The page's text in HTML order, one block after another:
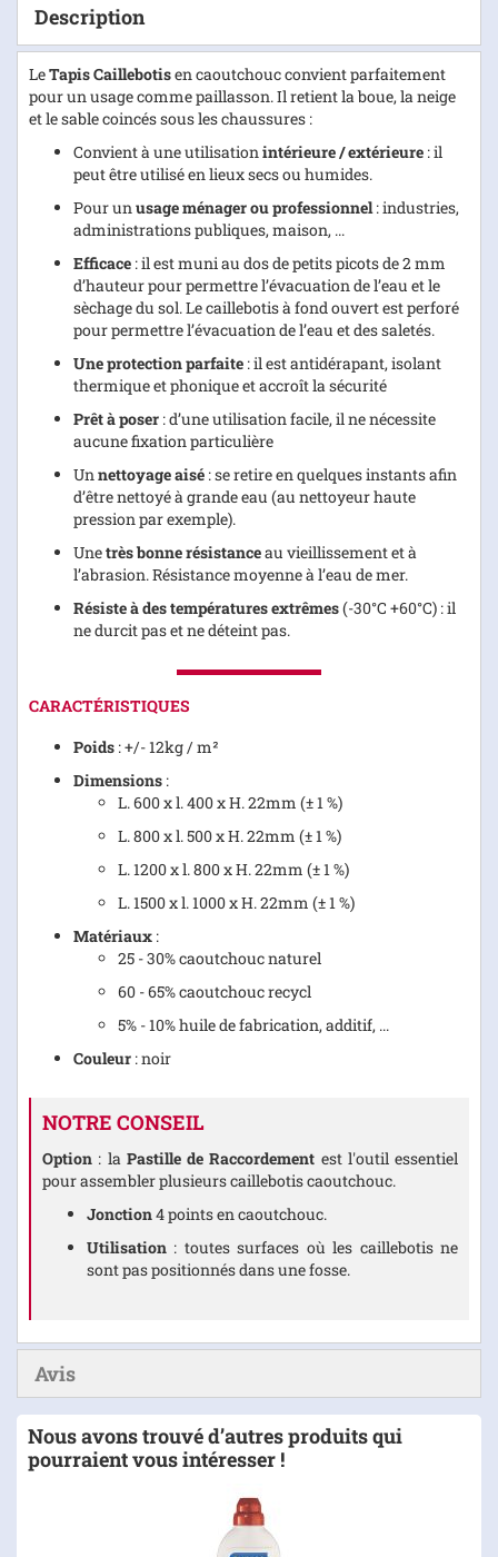
Description
LeTapis Caillebotisen caoutchouc convient parfaitement
pour un usage comme paillasson. Il retient la boue, la neige
et le sable coincés sous les chaussures :
Convient à une utilisation intérieure / extérieure : il
peut être utilisé en lieux secs ou humides.
Pour un usage ménager ou professionnel : industries,
administrations publiques, maison, ...
Efficace : il est muni au dos de petits picots de 2 mm
d’hauteur pour permettre l’évacuation de l’eau et le
sèchage du sol. Le caillebotis à fond ouvert est perforé
pour permettre l’évacuation de l’eau et des saletés.
Une protection parfaite : il est antidérapant, isolant
thermique et phonique et accroît la sécurité
Prêt à poser : d’une utilisation facile, il ne nécessite
aucune fixation particulière
Un nettoyage aisé : se retire en quelques instants afin
d’être nettoyé à grande eau (au nettoyeur haute
pression par exemple).
Unetrès bonne résistanceau vieillissement et à
l’abrasion. Résistance moyenne à l’eau de mer.
Résiste à des températures extrêmes(-30°C +60°C) : il
ne durcit pas et ne déteint pas.
CARACTÉRISTIQUES
Poids : +/- 12kg / m²
Dimensions :
L. 600 x l. 400 x H. 22mm (± 1 %)
L. 800 x l. 500 x H. 22mm (± 1 %)
L. 1200 x l. 800 x H. 22mm (± 1 %)
L. 1500 x l. 1000 x H. 22mm (± 1 %)
Matériaux :
25 - 30% caoutchouc naturel
60 - 65% caoutchouc recycl
5% - 10% huile de fabrication, additif, ...
Couleur : noir
NOTRE CONSEIL
Option : la Pastille de Raccordement est l'outil essentiel
pour assembler plusieurs caillebotis caoutchouc.
Jonction4 points en caoutchouc.
Utilisation : toutes surfaces où les caillebotis ne
sont pas positionnés dans une fosse.
Avis
Nous avons trouvé d’autres produits qui
pourraient vous intéresser !